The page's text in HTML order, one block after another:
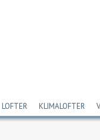
LOFTER KLIMALOFTER